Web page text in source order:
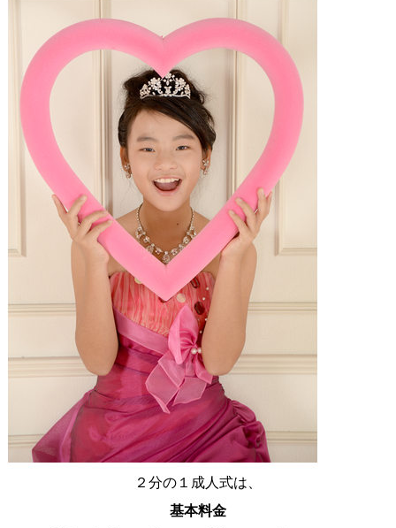
２分の１成人式は、
基本料金